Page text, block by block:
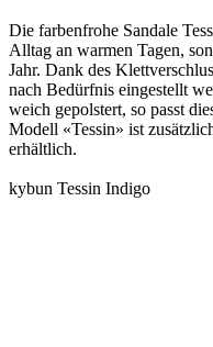
Die farbenfrohe Sandale
Alltag an warmen Tagen,
Jahr. Dank des
nach Bedürfnis eingestellt
weich gepolstert, so passt
Modell «Tessin» ist
erhältlich.
kybun Tessin Indigo